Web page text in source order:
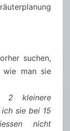
suchen,
man sie
kleinere
sie bei 15
nicht